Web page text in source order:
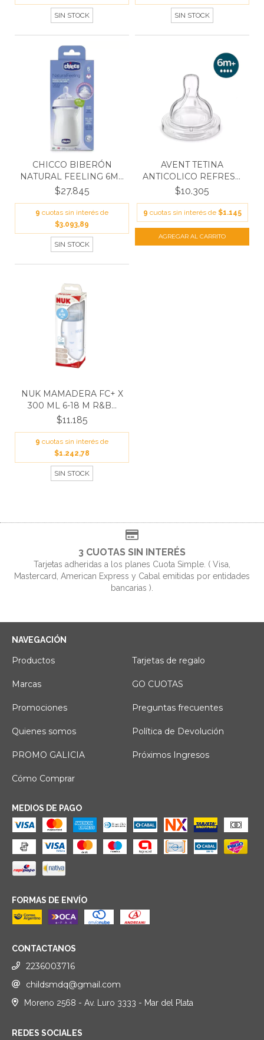
SIN STOCK SIN STOCK
CHICCO BIBERÓN
NATURAL FEELING 6M+
330ML
$27.845
9 cuotas sin interés de
$3.093,89
SIN STOCK
AVENT TETINA
ANTICOLICO REFRESH
FLUJO RA...
$10.305
9 cuotas sin interés de $1.145
NUK MAMADERA FC+ X
300 ML 6-18 M R&B...
$11.185
9 cuotas sin interés de
$1.242,78
SIN STOCK
3 CUOTAS SIN INTERÉS
Tarjetas adheridas a los planes Cuota Simple. ( Visa,
Mastercard, American Express y Cabal emitidas por entidades
bancarias ).
NAVEGACIÓN
Productos Tarjetas de regalo
Marcas GO CUOTAS
Promociones Preguntas frecuentes
Quienes somos Política de Devolución
PROMO GALICIA Próximos Ingresos
Cómo Comprar
MEDIOS DE PAGO
FORMAS DE ENVÍO
CONTACTANOS
2236003716
childsmdq@gmail.com
Moreno 2568 - Av. Luro 3333 - Mar del Plata
REDES SOCIALES